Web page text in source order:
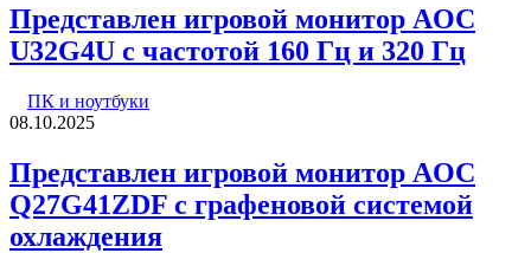
Представлен игровой монитор AOC
U32G4U с частотой 160 Гц и 320 Гц
ПК и ноутбуки
08.10.2025
Представлен игровой монитор AOC
Q27G41ZDF с графеновой системой
охлаждения